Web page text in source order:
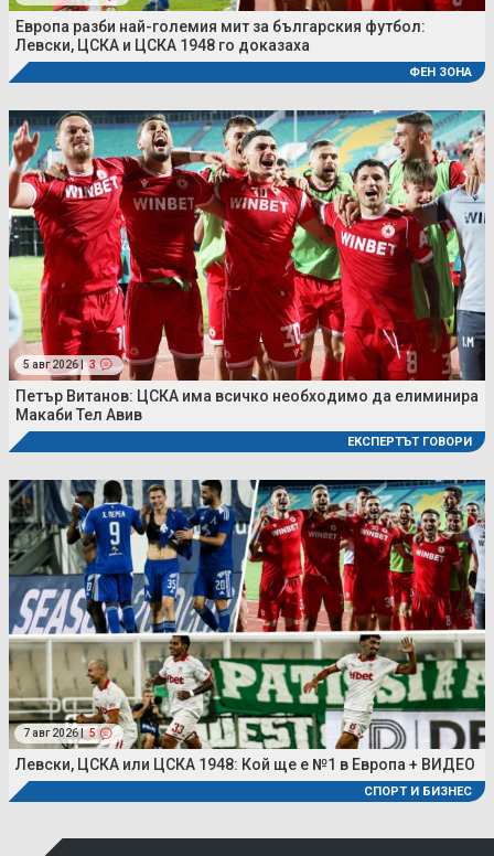
Европа разби най-големия мит за българския футбол:
Левски, ЦСКА и ЦСКА 1948 го доказаха
ФЕН ЗОНА
5 авг 2026 | 3
Петър Витанов: ЦСКА има всичко необходимо да елиминира
Макаби Тел Авив
ЕКСПЕРТЪТ ГОВОРИ
7 авг 2026 | 5
Левски, ЦСКА или ЦСКА 1948: Кой ще е №1 в Европа + ВИДЕО
СПОРТ И БИЗНЕС